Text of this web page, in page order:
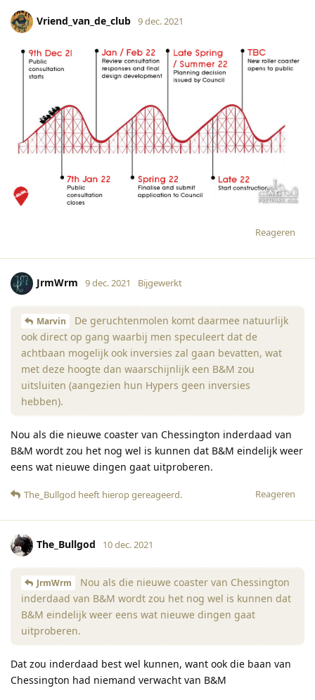
Vriend_van_de_club 9 dec. 2021
Reageren
JrmWrm 9 dec. 2021 Bijgewerkt
Marvin
De geruchtenmolen komt daarmee natuurlijk
ook direct op gang waarbij men speculeert dat de
achtbaan mogelijk ook inversies zal gaan bevatten, wat
met deze hoogte dan waarschijnlijk een B&M zou
uitsluiten (aangezien hun Hypers geen inversies
hebben).
Nou als die nieuwe coaster van Chessington inderdaad van
B&M wordt zou het nog wel is kunnen dat B&M eindelijk weer
eens wat nieuwe dingen gaat uitproberen.
Reageren
The_Bullgod heeft hierop gereageerd.
The_Bullgod 10 dec. 2021
JrmWrm
Nou als die nieuwe coaster van Chessington
inderdaad van B&M wordt zou het nog wel is kunnen dat
B&M eindelijk weer eens wat nieuwe dingen gaat
uitproberen.
Dat zou inderdaad best wel kunnen, want ook die baan van
Chessington had niemand verwacht van B&M